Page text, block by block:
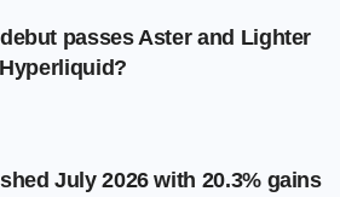
passes Aster and Lighter
July 2026 with 20.3% gains